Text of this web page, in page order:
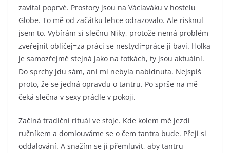
zavítal poprvé. Prostory jsou na Václaváku v hostelu
Globe. To mě od začátku lehce odrazovalo. Ale risknul
jsem to. Vybírám si slečnu Niky, protože nemá problém
zveřejnit obličej=za práci se nestydí=práce ji baví. Holka
je samozřejmě stejná jako na fotkách, ty jsou aktuální.
Do sprchy jdu sám, ani mi nebyla nabídnuta. Nejspíš
proto, že se jedná opravdu o tantru. Po sprše na mě
čeká slečna v sexy prádle v pokoji.
Začíná tradiční rituál ve stoje. Kde kolem mě jezdí
ručníkem a domlouváme se o čem tantra bude. Přeji si
oddalování. A snažím se ji přemluvit, aby tantru